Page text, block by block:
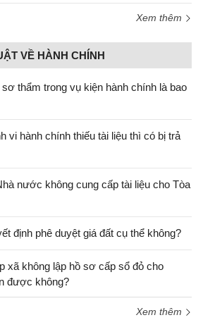
Xem thêm
VỀ HÀNH CHÍNH
thẩm trong vụ kiện hành chính là bao
vi hành chính thiếu tài liệu thì có bị trả
nước không cung cấp tài liệu cho Tòa
định phê duyệt giá đất cụ thể không?
xã không lập hồ sơ cấp sổ đỏ cho
được không?
Xem thêm